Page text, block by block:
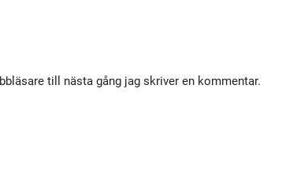
g
till nästa gång jag skriver en kommentar.